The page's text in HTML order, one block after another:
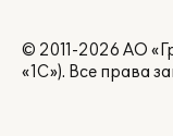
© 2011-2026 АО
«1С»). Все права